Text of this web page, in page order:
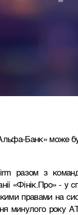
Банк» може
разом з
«Фінік.Про» -
правами на
минулого року